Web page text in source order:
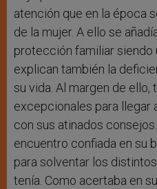
atención que en la época
de la mujer. A ello se
protección familiar siendo
explican también la
su vida. Al margen de ello,
excepcionales para llegar
con sus atinados
encuentro confiada en su
para solventar los
tenía. Como acertaba en